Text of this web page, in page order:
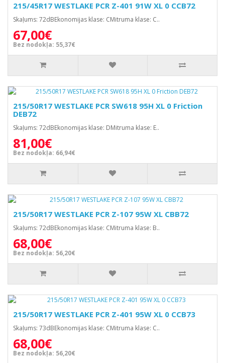
215/45R17 WESTLAKE PCR Z-401 91W XL 0 CCB72
Skaļums: 72dBEkonomijas klase: CMitruma klase: C..
67,00€
Bez nodokļa: 55,37€
215/50R17 WESTLAKE PCR SW618 95H XL 0 Friction
DEB72
Skaļums: 72dBEkonomijas klase: DMitruma klase: E..
81,00€
Bez nodokļa: 66,94€
215/50R17 WESTLAKE PCR Z-107 95W XL CBB72
Skaļums: 72dBEkonomijas klase: CMitruma klase: B..
68,00€
Bez nodokļa: 56,20€
215/50R17 WESTLAKE PCR Z-401 95W XL 0 CCB73
Skaļums: 73dBEkonomijas klase: CMitruma klase: C..
68,00€
Bez nodokļa: 56,20€